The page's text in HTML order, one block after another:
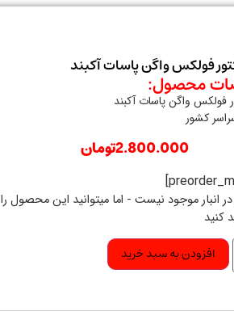
فولکس واگن پاسات آکبند
محصول:
فولکس واگن پاسات آکبند
کشور
2.800.000تومان
انبار موجود نیست - اما میتوانید این محصول را
کنید
افزودن به سبد خرید